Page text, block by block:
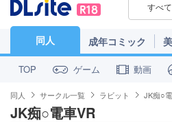
すべて
同人 成年コミック
TOP ゲーム 動画
同人 サークル一覧 ラビット JK痴○
JK痴○電車VR